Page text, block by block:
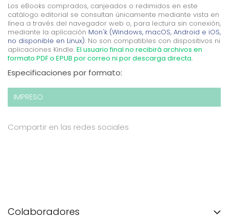
Los eBooks comprados, canjeados o redimidos en este
catálogo editorial se consultan únicamente mediante vista en
línea a través del navegador web o, para lectura sin conexión,
mediante la aplicación Mon'k (Windows, macOS, Android e iOS,
no disponible en Linux). No son compatibles con dispositivos ni
aplicaciones Kindle. El usuario final no recibirá archivos en
formato PDF o EPUB por correo ni por descarga directa.
Especificaciones por formato:
IMPRESO
Compartir en las redes sociales
Colaboradores